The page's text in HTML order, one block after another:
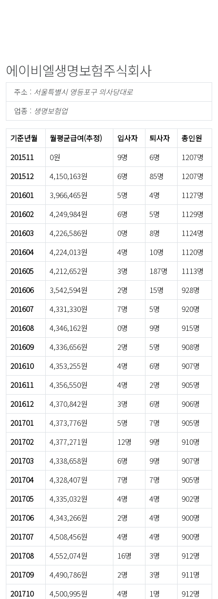
에이비엘생명보험주식회사
주소 : 서울특별시 영등포구 의사당대로
업종 : 생명보험업
기준년월 월평균급여(추정) 입사자 퇴사자
총인원
201511
0원 9명 6명
1207명
201512
4,150,163원 6명 85명
1207명
201601
3,966,465원 5명 4명
1127명
201602
4,249,984원 6명 5명
1129명
201603
4,226,586원 0명 8명
1124명
201604
4,224,013원 4명 10명
1120명
201605
4,212,652원 3명 187명
1113명
201606
3,542,594원 2명 15명
928명
201607
4,331,330원 7명 5명
920명
201608
4,346,162원 0명 9명
915명
201609
4,336,656원 2명 5명
908명
201610
4,353,255원 4명 6명
907명
201611
4,356,550원 4명 2명
905명
201612
4,370,842원 3명 6명
906명
201701
4,373,776원 5명 7명
905명
201702
4,377,271원 12명 9명
910명
201703
4,338,658원 6명 9명
907명
201704
4,328,407원 7명 7명
905명
201705
4,335,032원 4명 4명
902명
201706
4,343,266원 2명 4명
900명
201707
4,508,456원 4명 4명
900명
201708
4,552,074원 16명 3명
912명
201709
4,490,786원 2명 3명
911명
201710
4,500,995원 4명 1명
912명